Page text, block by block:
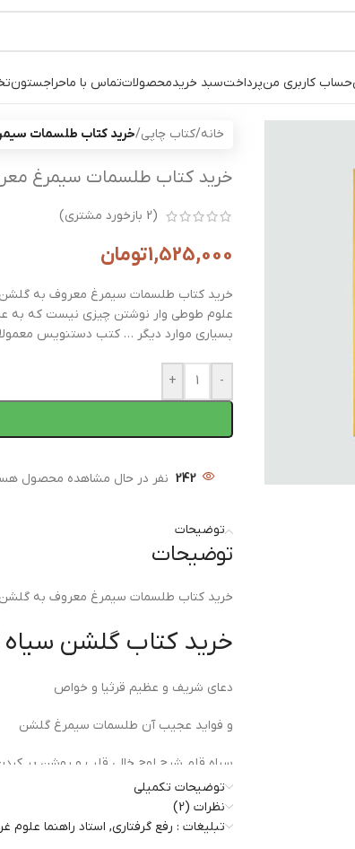
حساب کاربری منپرداختسبد خریدمحصولاتتماس با ماحراجستون
خانه/کتاب چاپی/خرید کتاب طلسمات
خرید کتاب طلسمات سیمرغ
(
2 بازخورد مشتری)
1,525,000تومان
خرید کتاب طلسمات سیمرغ معروف به گلشن
علوم طوطی وار نوشتن چیزی نیست که به
بسیاری موارد دیگر … کتب دستنویس
-
+
242 نفر در حال مشاهده محصول
توضیحات
توضیحات
خرید کتاب طلسمات سیمرغ معروف به گلشن
خرید کتاب گلشن سیاه
دعای شریف و عظیم قرثیا و خواص
و فواید عجیب آن طلسمات سیمرغ گلشن
سیاه قلم شرح لوح خالی قلب و روشن پر
طلسمات و اعداد چه استفاده ای دارند؟
مثلث و مربع یعنی چه و برای چه کاری خوب
توضیحات تکمیلی
نظرات (2)
تبلیغات : رفع گرفتاری, استاد راهنما علوم